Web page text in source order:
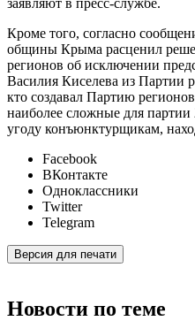
заявляют в пресс-службе.
Кроме того, согласно
общины Крыма расценил
регионов об исключении
Василия Киселева из Партии
кто создавал Партию
наиболее сложные для партии
угоду конъюнктурщикам,
Facebook
ВКонтакте
Одноклассники
Twitter
Telegram
Версия для печати
Новости по теме